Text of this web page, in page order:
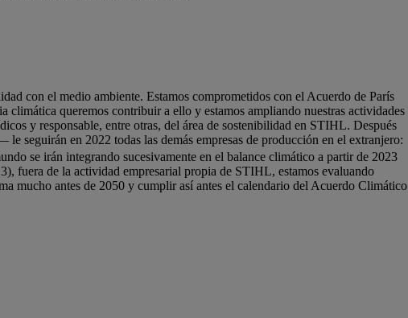
con el medio ambiente. Estamos comprometidos con el Acuerdo de París
climática queremos contribuir a ello y estamos ampliando nuestras actividades
y responsable, entre otras, del área de sostenibilidad en STIHL. Después
le seguirán en 2022 todas las demás empresas de producción en el extranjero:
se irán integrando sucesivamente en el balance climático a partir de 2023
fuera de la actividad empresarial propia de STIHL, estamos evaluando
mucho antes de 2050 y cumplir así antes el calendario del Acuerdo Climático